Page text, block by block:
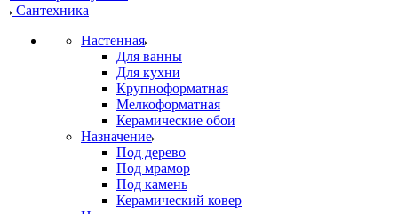
Сантехника
Настенная
Для ванны
Для кухни
Крупноформатная
Мелкоформатная
Керамические обои
Назначение
Под дерево
Под мрамор
Под камень
Керамический ковер